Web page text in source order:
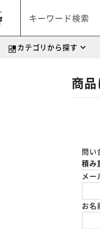
カテゴリから探す
商
問い
積み
メー
お名